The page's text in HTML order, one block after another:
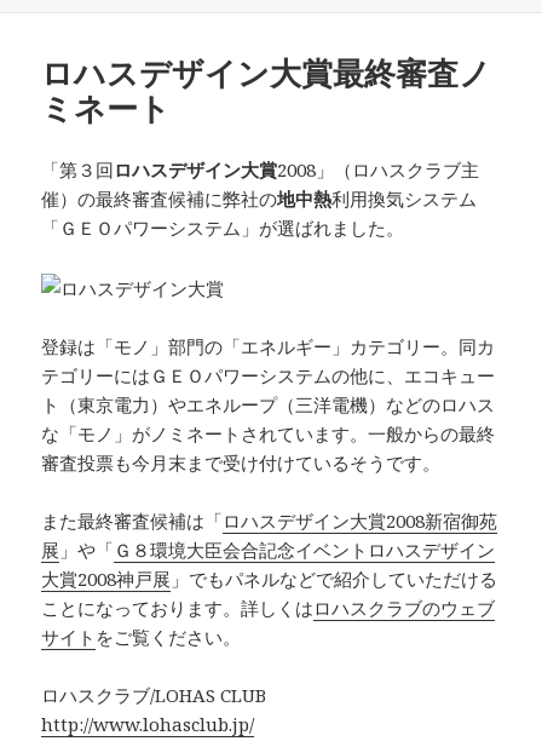
ー
ロハスデザイン大賞最終審査ノ
ミネート
「第３回ロハスデザイン大賞2008」（ロハスクラブ主
催）の最終審査候補に弊社の地中熱利用換気システム
「ＧＥＯパワーシステム」が選ばれました。
登録は「モノ」部門の「エネルギー」カテゴリー。同カ
テゴリーにはＧＥＯパワーシステムの他に、エコキュー
ト（東京電力）やエネループ（三洋電機）などのロハス
な「モノ」がノミネートされています。一般からの最終
審査投票も今月末まで受け付けているそうです。
また最終審査候補は「ロハスデザイン大賞2008新宿御苑
展 」や「 Ｇ８環境大臣会合記念イベントロハスデザイン
大賞2008神戸展 」でもパネルなどで紹介していただける
ことになっております。詳しくはロハスクラブのウェブ
サイト をご覧ください。
ロハスクラブ/LOHAS CLUB
http://www.lohasclub.jp/